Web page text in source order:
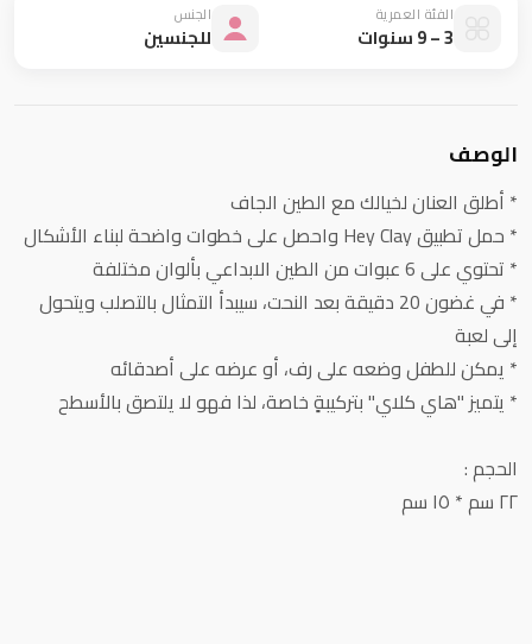
الفئة العمرية
3 – 9 سنوات
الجنس
للجنسين
الوصف
* أطلق العنان لخيالك مع الطين الجاف
* حمل تطبيق Hey Clay واحصل على خطوات واضحة لبناء الأشكال
* تحتوي على 6 عبوات من الطين الابداعي بألوان مختلفة
* في غضون 20 دقيقة بعد النحت، سيبدأ التمثال بالتصلب ويتحول
إلى لعبة
* يمكن للطفل وضعه على رف، أو عرضه على أصدقائه
* يتميز "هاي كلاي" بتركيبةٍ خاصة، لذا فهو لا يلتصق بالأسطح
الحجم :
٢٢ سم * ١٥ سم